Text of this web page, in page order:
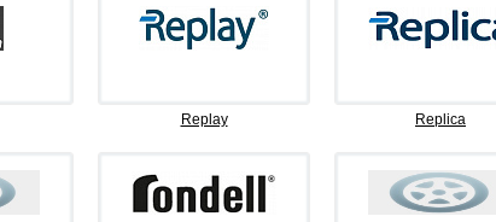
Replay Replica